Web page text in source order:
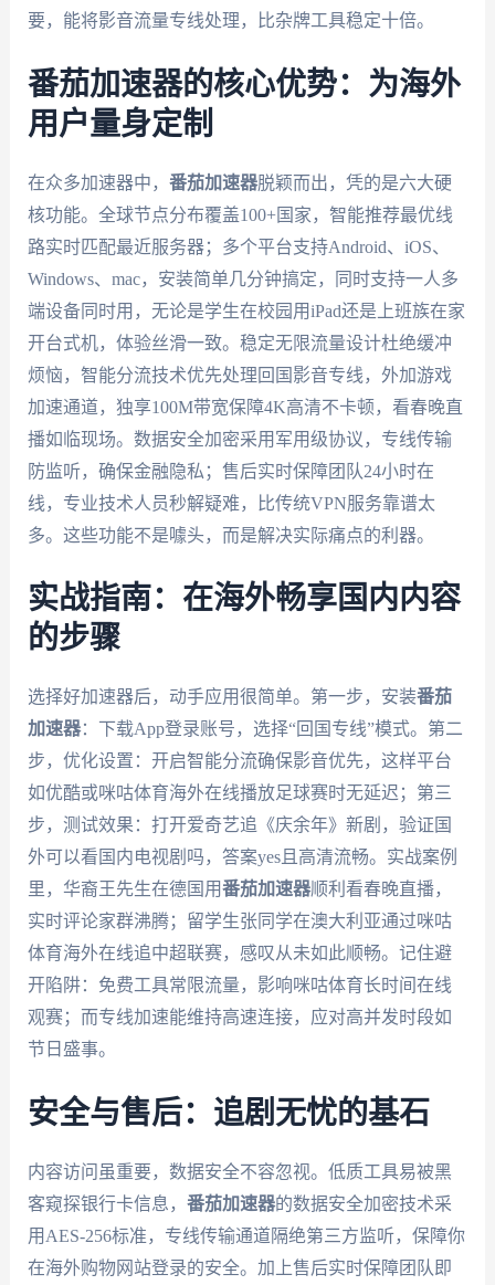
要，能将影音流量专线处理，比杂牌工具稳定十倍。
番茄加速器的核心优势：为海外
用户量身定制
在众多加速器中， 番茄加速器脱颖而出，凭的是六大硬
核功能。全球节点分布覆盖100+国家，智能推荐最优线
路实时匹配最近服务器；多个平台支持Android、iOS、
Windows、mac，安装简单几分钟搞定，同时支持一人多
端设备同时用，无论是学生在校园用iPad还是上班族在家
开台式机，体验丝滑一致。稳定无限流量设计杜绝缓冲
烦恼，智能分流技术优先处理回国影音专线，外加游戏
加速通道，独享100M带宽保障4K高清不卡顿，看春晚直
播如临现场。数据安全加密采用军用级协议，专线传输
防监听，确保金融隐私；售后实时保障团队24小时在
线，专业技术人员秒解疑难，比传统VPN服务靠谱太
多。这些功能不是噱头，而是解决实际痛点的利器。
实战指南：在海外畅享国内内容
的步骤
选择好加速器后，动手应用很简单。第一步，安装番茄
加速器：下载App登录账号，选择“回国专线”模式。第二
步，优化设置：开启智能分流确保影音优先，这样平台
如优酷或咪咕体育海外在线播放足球赛时无延迟；第三
步，测试效果：打开爱奇艺追《庆余年》新剧，验证国
外可以看国内电视剧吗，答案yes且高清流畅。实战案例
里，华裔王先生在德国用番茄加速器顺利看春晚直播，
实时评论家群沸腾；留学生张同学在澳大利亚通过咪咕
体育海外在线追中超联赛，感叹从未如此顺畅。记住避
开陷阱：免费工具常限流量，影响咪咕体育长时间在线
观赛；而专线加速能维持高速连接，应对高并发时段如
节日盛事。
安全与售后：追剧无忧的基石
内容访问虽重要，数据安全不容忽视。低质工具易被黑
客窥探银行卡信息， 番茄加速器的数据安全加密技术采
用AES-256标准，专线传输通道隔绝第三方监听，保障你
在海外购物网站登录的安全。加上售后实时保障团队即